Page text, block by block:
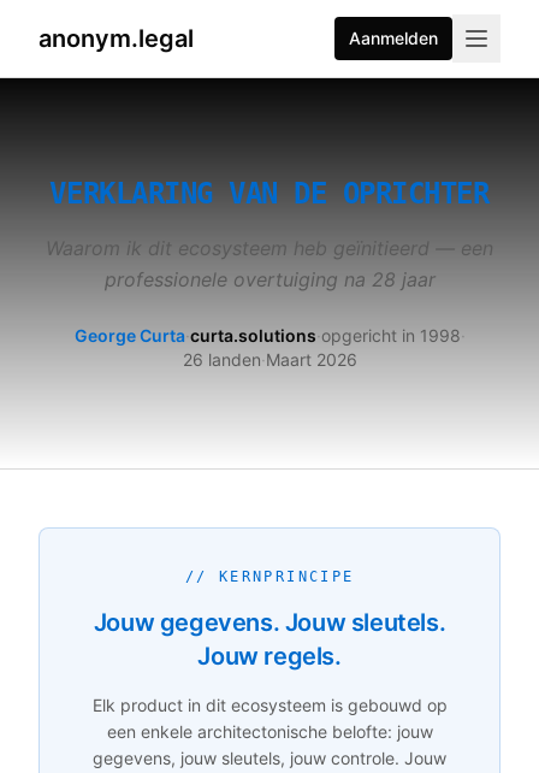
anonym.legal Aanmelden
VERKLARING VAN DE OPRICHTER
Waarom ik dit ecosysteem heb geïnitieerd — een
professionele overtuiging na 28 jaar
George Curta·curta.solutions·opgericht in 1998·
26 landen·Maart 2026
// KERNPRINCIPE
Jouw gegevens. Jouw sleutels.
Jouw regels.
Elk product in dit ecosysteem is gebouwd op
een enkele architectonische belofte: jouw
gegevens, jouw sleutels, jouw controle. Jouw